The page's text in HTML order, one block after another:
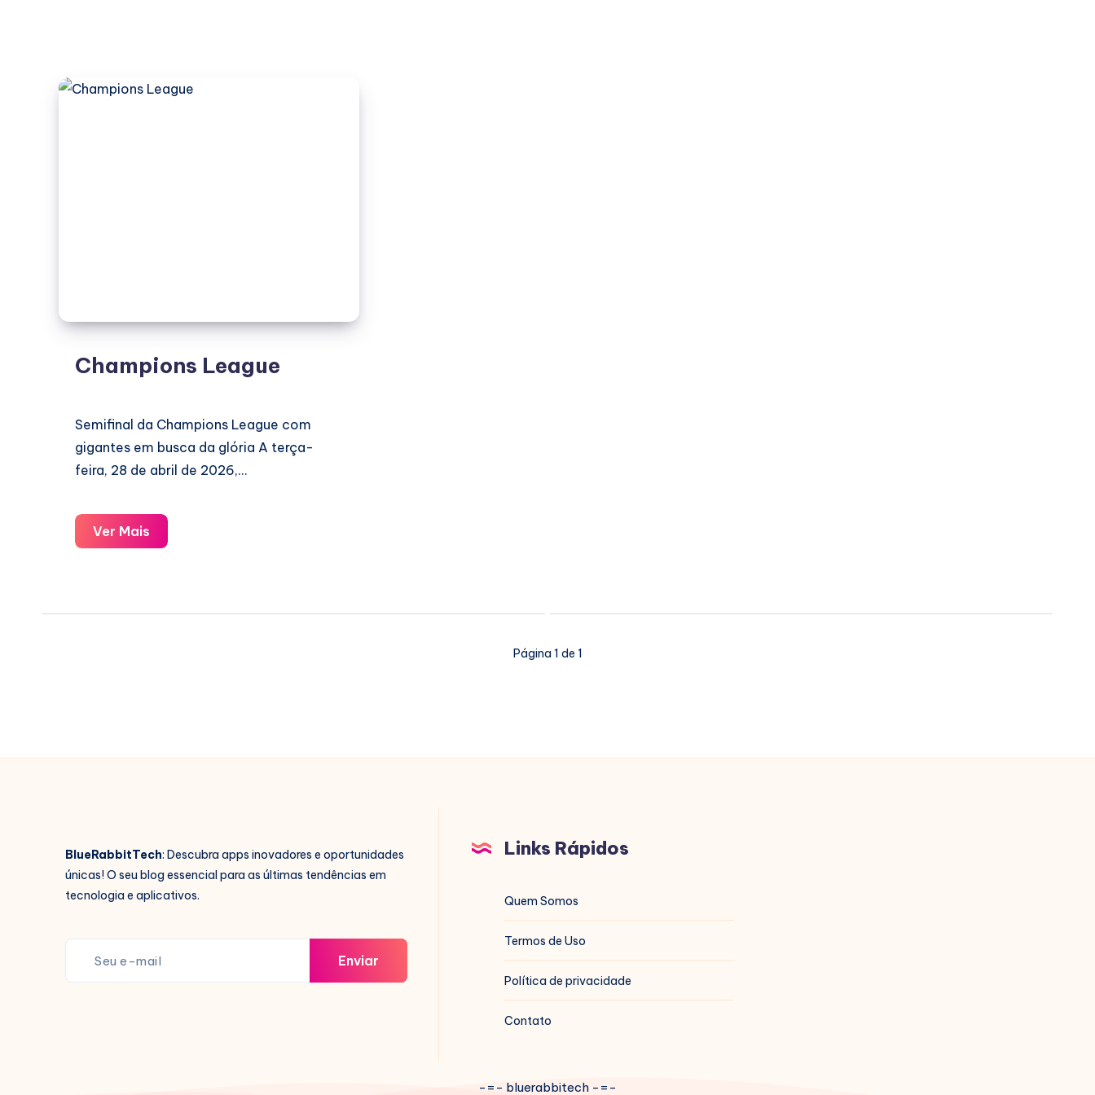
Champions League
Semifinal da Champions League com
gigantes em busca da glória A terça-
feira, 28 de abril de 2026,…
Ver Mais
League
Página 1 de 1
BlueRabbitTech: Descubra apps inovadores e oportunidades
únicas! O seu blog essencial para as últimas tendências em
tecnologia e aplicativos.
Enviar
Links Rápidos
Quem Somos
Termos de Uso
Política de privacidade
Contato
-=- bluerabbitech -=-